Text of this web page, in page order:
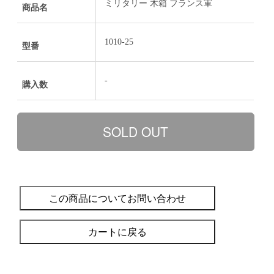
商品名 ミリタリー 木箱 フランス軍
型番 1010-25
購入数 -
この商品についてお問い合わせ
カートに戻る